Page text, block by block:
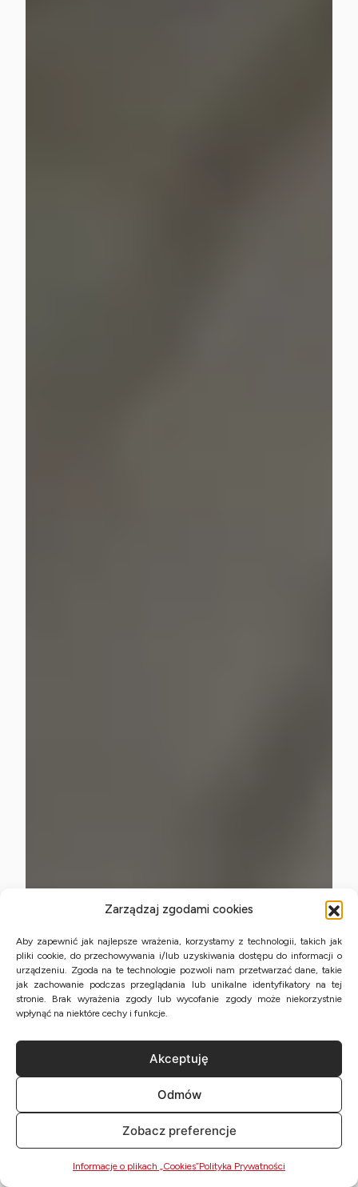
Zarządzaj zgodami cookies
Aby zapewnić jak najlepsze wrażenia, korzystamy z technologii, takich jak
pliki cookie, do przechowywania i/lub uzyskiwania dostępu do informacji o
urządzeniu. Zgoda na te technologie pozwoli nam przetwarzać dane, takie
jak zachowanie podczas przeglądania lub unikalne identyfikatory na tej
stronie. Brak wyrażenia zgody lub wycofanie zgody może niekorzystnie
wpłynąć na niektóre cechy i funkcje.
Akceptuję
Odmów
Zobacz preferencje
Informacje o plikach „Cookies”Polityka Prywatności